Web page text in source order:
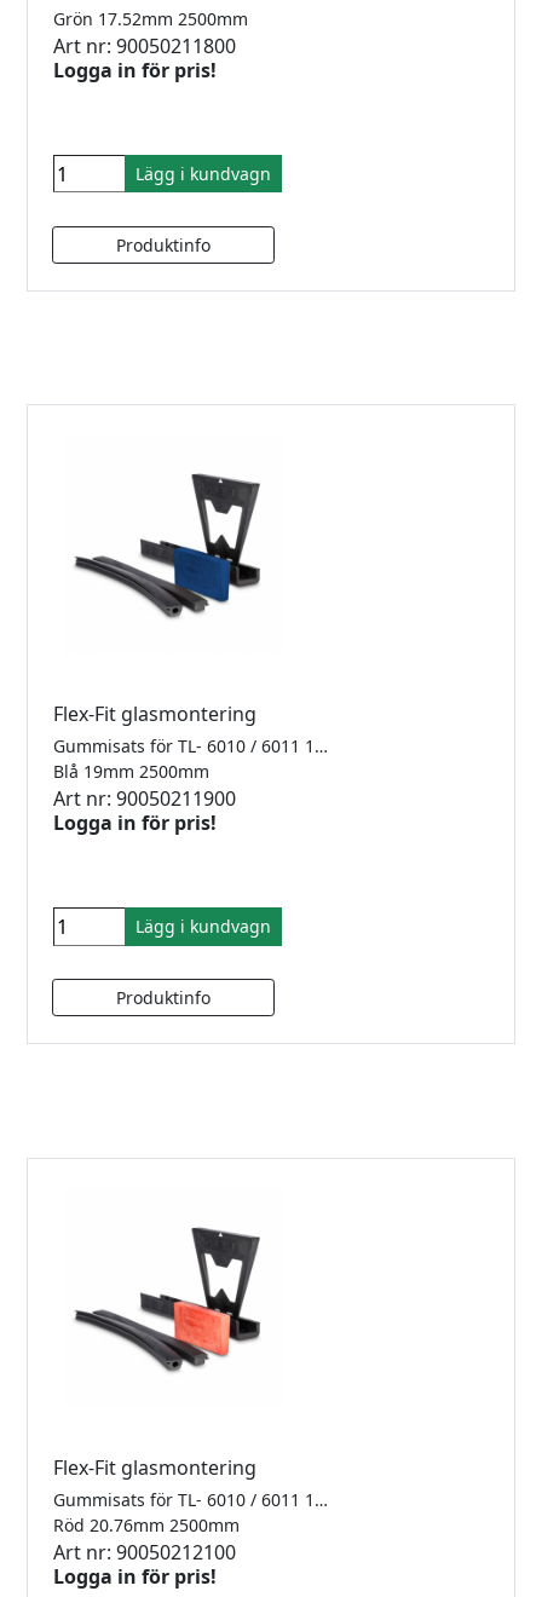
Grön 17.52mm 2500mm
Art nr: 90050211800
Logga in för pris!
Lägg i kundvagn
Flex-Fit glasmontering
Gummisats för TL- 6010 / 6011 1.0kN Finns i 2500mm, 5000mm samt 25meter
Blå 19mm 2500mm
Art nr: 90050211900
Logga in för pris!
Lägg i kundvagn
Flex-Fit glasmontering
Gummisats för TL- 6010 / 6011 1.0kN Finns i 2500mm, 5000mm samt 25meter
Röd 20.76mm 2500mm
Art nr: 90050212100
Logga in för pris!